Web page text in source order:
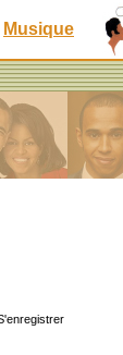
Musique